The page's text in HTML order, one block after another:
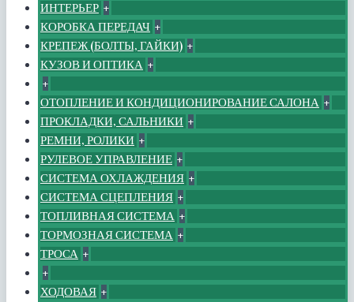
ИНТЕРЬЕР +
КОРОБКА ПЕРЕДАЧ +
КРЕПЕЖ (БОЛТЫ, ГАЙКИ) +
КУЗОВ И ОПТИКА +
+
ОТОПЛЕНИЕ И КОНДИЦИОНИРОВАНИЕ САЛОНА +
ПРОКЛАДКИ, САЛЬНИКИ +
РЕМНИ, РОЛИКИ +
РУЛЕВОЕ УПРАВЛЕНИЕ +
СИСТЕМА ОХЛАЖДЕНИЯ +
СИСТЕМА СЦЕПЛЕНИЯ +
ТОПЛИВНАЯ СИСТЕМА +
ТОРМОЗНАЯ СИСТЕМА +
ТРОСА +
+
ХОДОВАЯ +